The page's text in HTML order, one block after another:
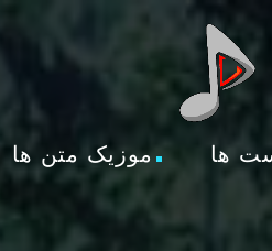
ها موزیک متن ها